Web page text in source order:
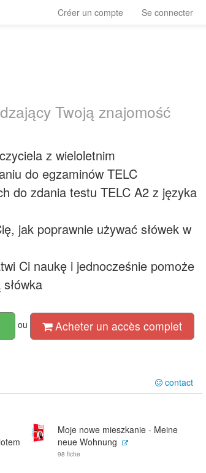
Créer un compte Se connecter
Twoją znajomość
z wieloletnim
do egzaminów TELC
do zdania testu TELC A2 z języka
jak poprawnie używać słówek w
Ci naukę i jednocześnie pomoże
ou Acheter un accès complet
contact
Moje nowe mieszkanie - Meine
neue Wohnung
98 fiche